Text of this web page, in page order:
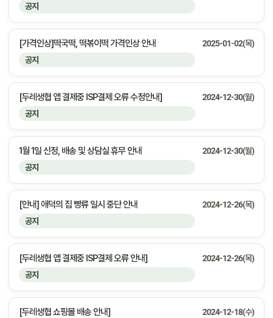
공지
공지
[가격인상]떡국떡, 떡볶이떡 가격인상 안내 2025-01-02(목)
공지
[두레생협 앱 결제중 ISP결제 오류 수정안내] 2024-12-30(월)
공지
1월 1일 신정, 배송 및 상담실 휴무 안내 2024-12-30(월)
공지
[안내] 애덕의 집 빵류 일시 중단 안내 2024-12-26(목)
공지
[두레생협 앱 결제중 ISP결제 오류 안내] 2024-12-26(목)
[두레생협 쇼핑몰 배송 안내] 2024-12-18(수)